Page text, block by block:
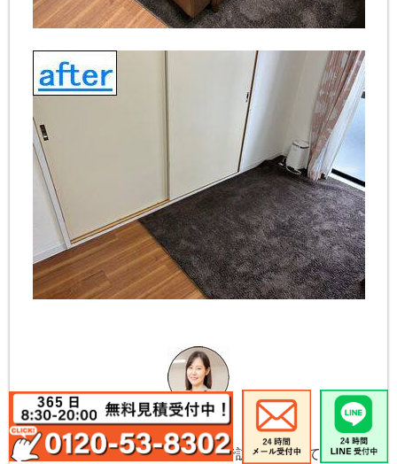
担当から一言
不要になった大型家具の引取りで訪問回収してきまし